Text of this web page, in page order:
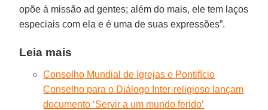
opõe à missão ad gentes; além do mais, ele tem laços
especiais com ela e é uma de suas expressões”.
Leia mais
Conselho Mundial de Igrejas e Pontifício
Conselho para o Diálogo Inter-religioso lançam
documento ‘Servir a um mundo ferido’